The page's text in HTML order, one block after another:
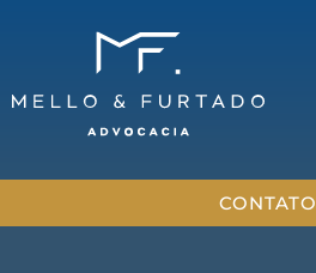
CONTATO